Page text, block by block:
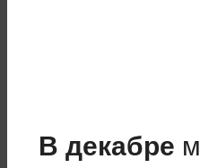
В декабре